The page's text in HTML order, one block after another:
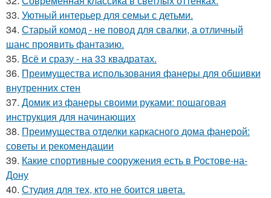
33. Уютный интерьер для семьи с детьми.
34. Старый комод - не повод для свалки, а отличный
шанс проявить фантазию.
35. Всё и сразу - на 33 квадратах.
36. Преимущества использования фанеры для обшивки
внутренних стен
37. Домик из фанеры своими руками: пошаговая
инструкция для начинающих
38. Преимущества отделки каркасного дома фанерой:
советы и рекомендации
39. Какие спортивные сооружения есть в Ростове-на-
Дону
40. Студия для тех, кто не боится цвета.